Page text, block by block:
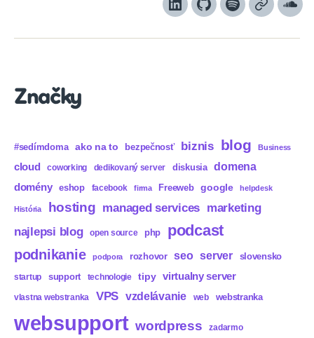
LinkedInGitHubSpotifyApple
Značky
#sedímdoma ako na to bezpečnosť biznis blog Business
cloud coworking dedikovaný server diskusia domena
domény eshop facebook firma Freeweb google helpdesk
História hosting managed services marketing
najlepsi blog open source php podcast
podnikanie podpora rozhovor seo server slovensko
startup support technologie tipy virtualny server
vlastna webstranka VPS vzdelávanie web webstranka
websupport wordpress zadarmo